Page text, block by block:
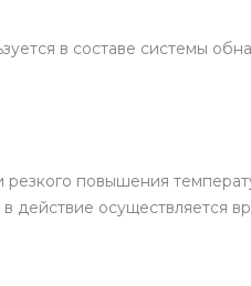
в составе системы
резкого повышения
осуществляется